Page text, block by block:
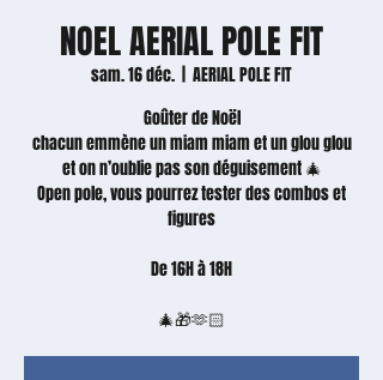
NOEL AERIAL POLE FIT
sam. 16 déc.
AERIAL POLE FIT
Goûter de Noël
chacun emmène un miam miam et un glou glou
et on n’oublie pas son déguisement 🎄
Open pole, vous pourrez tester des combos et
figures
De 16H à 18H
🎄🎁🫶🏻